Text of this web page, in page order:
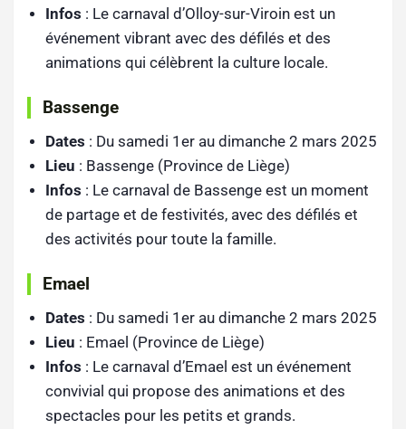
Infos : Le carnaval d’Olloy-sur-Viroin est un
événement vibrant avec des défilés et des
animations qui célèbrent la culture locale.
Bassenge
Dates : Du samedi 1er au dimanche 2 mars 2025
Lieu : Bassenge (Province de Liège)
Infos : Le carnaval de Bassenge est un moment
de partage et de festivités, avec des défilés et
des activités pour toute la famille.
Emael
Dates : Du samedi 1er au dimanche 2 mars 2025
Lieu : Emael (Province de Liège)
Infos : Le carnaval d’Emael est un événement
convivial qui propose des animations et des
spectacles pour les petits et grands.